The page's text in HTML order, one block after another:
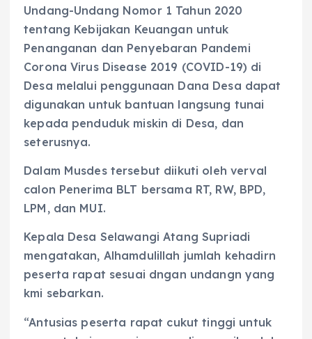
Undang-Undang Nomor 1 Tahun 2020
tentang Kebijakan Keuangan untuk
Penanganan dan Penyebaran Pandemi
Corona Virus Disease 2019 (COVID-19) di
Desa melalui penggunaan Dana Desa dapat
digunakan untuk bantuan langsung tunai
kepada penduduk miskin di Desa, dan
seterusnya.
Dalam Musdes tersebut diikuti oleh verval
calon Penerima BLT bersama RT, RW, BPD,
LPM, dan MUI.
Kepala Desa Selawangi Atang Supriadi
mengatakan, Alhamdulillah jumlah kehadirn
peserta rapat sesuai dngan undangn yang
kmi sebarkan.
“Antusias peserta rapat cukut tinggi untuk